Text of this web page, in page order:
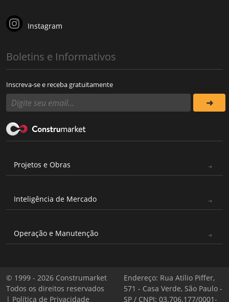
Instagram
Boletins e Informativos
Inscreva-se e receba gratuitamente
Projetos e Obras
Inteligência de Mercado
Operação e Manutenção
© 1999 - 2026 Construmarket
Todos os direitos reservados
| Política de Privacidade
Endereço: Rua Atílio Piffer,
571 - Casa Verde, São Paulo -
SP / CNPJ: 03.706.177/0001-